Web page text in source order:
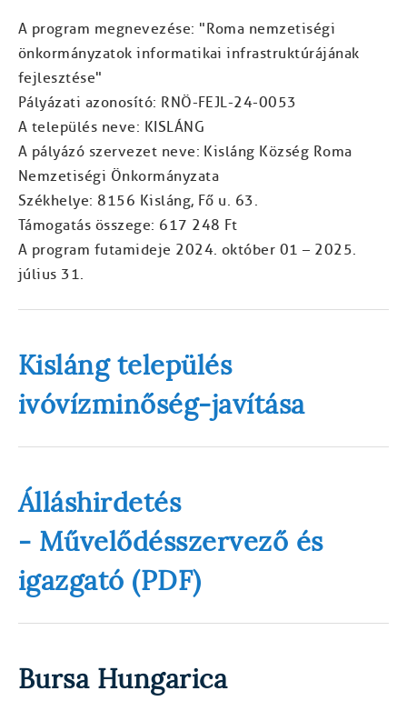
A program megnevezése: "Roma nemzetiségi
önkormányzatok informatikai infrastruktúrájának
fejlesztése"
Pályázati azonosító: RNÖ-FEJL-24-0053
A település neve: KISLÁNG
A pályázó szervezet neve: Kisláng Község Roma
Nemzetiségi Önkormányzata
Székhelye: 8156 Kisláng, Fő u. 63.
Támogatás összege: 617 248 Ft
A program futamideje 2024. október 01 – 2025.
július 31.
Kisláng település
ivóvízminőség-javítása
Álláshirdetés
- Művelődésszervező és
igazgató (PDF)
Bursa Hungarica